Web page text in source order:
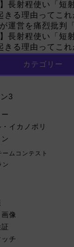
長射程使い「短
きる理由ってこれ
運営を痛烈批判
長射程使い「短
きる理由ってこれ
カテゴリー
3
イカノボリ
ームコンテスト
ン
像
チ